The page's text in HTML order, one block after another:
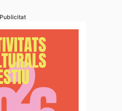
Publicitat